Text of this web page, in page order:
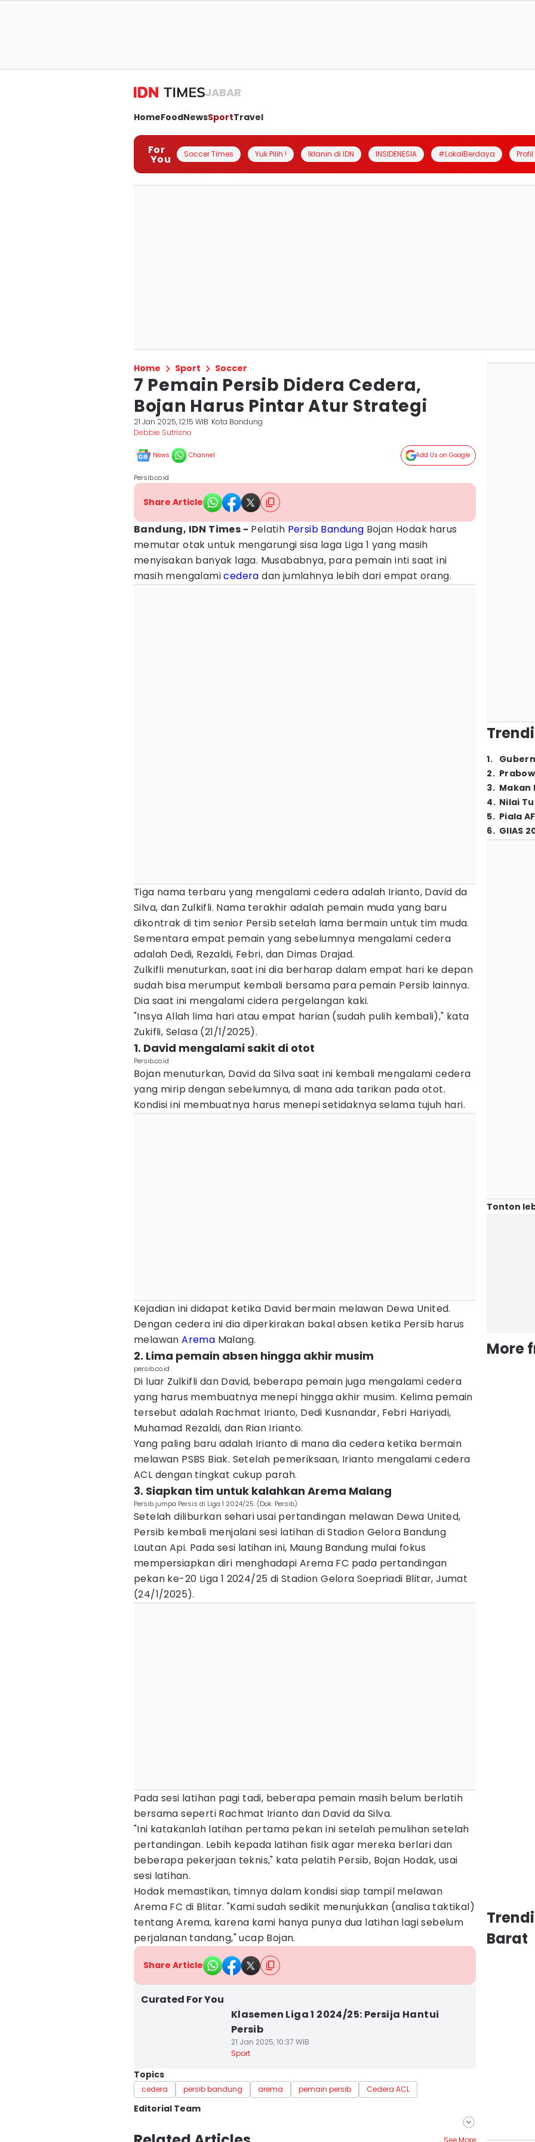
JABAR
HomeFoodNewsSportTravel
For
You Soccer Times Yuk Pilih ! Iklanin di IDN INSIDENESIA #LokalBerdaya
Home Sport Soccer
7 Pemain Persib Didera Cedera,
Bojan Harus Pintar Atur Strategi
21 Jan 2025, 12:15 WIB Kota Bandung
Debbie Sutrisno
News Channel Add Us on Google
Persib.co.id
Share Article
Bandung, IDN Times - Pelatih Persib Bandung Bojan Hodak harus
memutar otak untuk mengarungi sisa laga Liga 1 yang masih
menyisakan banyak laga. Musababnya, para pemain inti saat ini
masih mengalamicedera dan jumlahnya lebih dari empat orang.
Tiga nama terbaru yang mengalami cedera adalah Irianto, David da
Silva, dan Zulkifli. Nama terakhir adalah pemain muda yang baru
dikontrak di tim senior Persib setelah lama bermain untuk tim muda.
Sementara empat pemain yang sebelumnya mengalami cedera
adalah Dedi, Rezaldi, Febri, dan Dimas Drajad.
Zulkifli menuturkan, saat ini dia berharap dalam empat hari ke depan
sudah bisa merumput kembali bersama para pemain Persib lainnya.
Dia saat ini mengalami cidera pergelangan kaki.
"Insya Allah lima hari atau empat harian (sudah pulih kembali)," kata
Zukifli, Selasa (21/1/2025).
1. David mengalami sakit di otot
Persib.co.id
Bojan menuturkan, David da Silva saat ini kembali mengalami cedera
yang mirip dengan sebelumnya, di mana ada tarikan pada otot.
Kondisi ini membuatnya harus menepi setidaknya selama tujuh hari.
Kejadian ini didapat ketika David bermain melawan Dewa United.
Dengan cedera ini dia diperkirakan bakal absen ketika Persib harus
melawanArema Malang.
2. Lima pemain absen hingga akhir musim
persib.co.id
Di luar Zulkifli dan David, beberapa pemain juga mengalami cedera
yang harus membuatnya menepi hingga akhir musim. Kelima pemain
tersebut adalah Rachmat Irianto, Dedi Kusnandar, Febri Hariyadi,
Muhamad Rezaldi, dan Rian Irianto.
Yang paling baru adalah Irianto di mana dia cedera ketika bermain
melawan PSBS Biak. Setelah pemeriksaan, Irianto mengalami cedera
ACL dengan tingkat cukup parah.
3. Siapkan tim untuk kalahkan Arema Malang
Persib jumpa Persis di Liga 1 2024/25. (Dok. Persib)
Setelah diliburkan sehari usai pertandingan melawan Dewa United,
Persib kembali menjalani sesi latihan di Stadion Gelora Bandung
Lautan Api. Pada sesi latihan ini, Maung Bandung mulai fokus
mempersiapkan diri menghadapi Arema FC pada pertandingan
pekan ke-20 Liga 1 2024/25 di Stadion Gelora Soepriadi Blitar, Jumat
(24/1/2025).
Pada sesi latihan pagi tadi, beberapa pemain masih belum berlatih
bersama seperti Rachmat Irianto dan David da Silva.
"Ini katakanlah latihan pertama pekan ini setelah pemulihan setelah
pertandingan. Lebih kepada latihan fisik agar mereka berlari dan
beberapa pekerjaan teknis," kata pelatih Persib, Bojan Hodak, usai
sesi latihan.
Hodak memastikan, timnya dalam kondisi siap tampil melawan
Arema FC di Blitar. "Kami sudah sedikit menunjukkan (analisa taktikal)
tentang Arema, karena kami hanya punya dua latihan lagi sebelum
perjalanan tandang," ucap Bojan.
Share Article
Curated For You
Klasemen Liga 1 2024/25: Persija Hantui
Persib
21 Jan 2025, 10:37 WIB
Sport
Topics
cedera persib bandung arema pemain persib Cedera ACL
Editorial Team
Editor See More
1.
2.
3. Makan
4. Nilai
5. Piala
6. GIIAS
Tonton
More
Barat